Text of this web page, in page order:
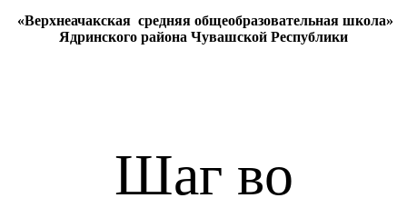
«Верхнеачакская средняя общеобразовательная школа»
Ядринского района Чувашской Республики
Шаг во